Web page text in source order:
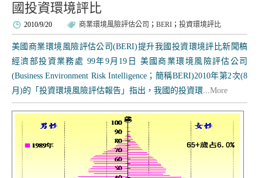
國投資環境評比
2010/9/20 商業環境風險評估公司 ； BERI ； 投資環境評比
美國商業環境風險評估公司(BERI)提升我國投資環境評比新聞稿
經濟部投資業務處 99年9月19日 美國商業環境風險評估公司
(Business Environment Risk Intelligence；簡稱BERI)2010年第2次(8
月)的「投資環境風險評估報告」指出，我國的投資環...More